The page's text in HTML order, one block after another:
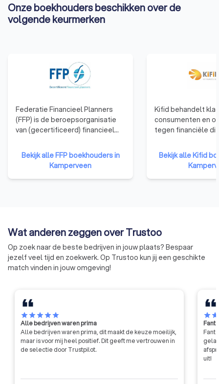
Onze boekhouders beschikken over de
volgende keurmerken
Federatie Financieel Planners
(FFP) is de beroepsorganisatie
van (gecertificeerd) financieel
dragen en zijn opgenomen in het
FFP certificeringsregister. Een
gecertificeerd financieel planner
met het FFP-Keurmerk is in staat
Bekijk alle FFP boekhouders in
Kamperveen
Kifid behandelt
consumenten en
tegen financiële
klachteninstituut.
adviseurs en
aangesloten bij
rechter.
Bekijk alle Kifid
Wat anderen zeggen over Trustoo
Op zoek naar de beste bedrijven in jouw plaats? Bespaar
jezelf veel tijd en zoekwerk. Op Trustoo kun jij een geschikte
match vinden in jouw omgeving!
starstarstarstarstar
Alle bedrijven waren prima
Alle bedrijven waren prima, dit maakt de keuze moeilijk,
maar is voor mij heel positief. Dit geeft me vertrouwen in
de selectie door Trustpilot.
starstar
uit!